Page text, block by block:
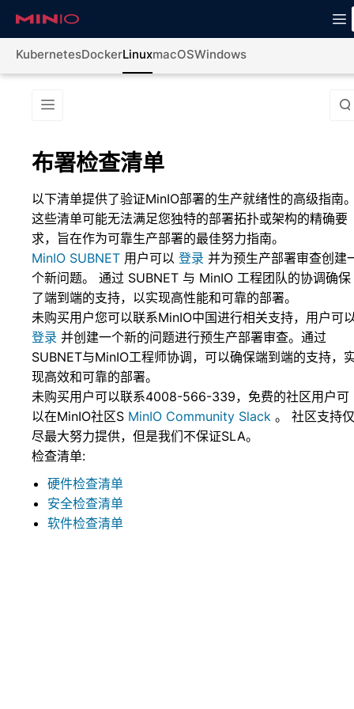
KubernetesDockerLinuxmacOSWindows
布署检查清单
以下清单提供了验证MinIO部署的生产就绪性的高级指南
这些清单可能无法满足您独特的部署拓扑或架构的精确要
求，旨在作为可靠生产部署的最佳努力指南。
MinIO SUBNET 用户可以 登录 并为预生产部署审查创建
个新问题。 通过 SUBNET 与 MinIO 工程团队的协调确保
了端到端的支持，以实现高性能和可靠的部署。
未购买用户您可以联系MinIO中国进行相关支持，用户可
登录 并创建一个新的问题进行预生产部署审查。通过
SUBNET与MinIO工程师协调，可以确保端到端的支持，
现高效和可靠的部署。
未购买用户可以联系4008-566-339，免费的社区用户可
以在MinIO社区S MinIO Community Slack 。 社区支持仅
尽最大努力提供，但是我们不保证SLA。
检查清单:
硬件检查清单
安全检查清单
软件检查清单